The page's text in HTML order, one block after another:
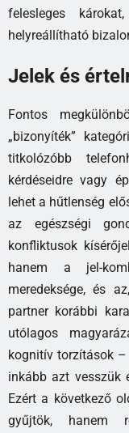
felesleges
helyreállítható
Jelek és
Fontos
„bizonyíték”
titkolózóbb
kérdéseidre vagy
lehet a hűtlenség
az egészségi
konfliktusok
hanem a jel-
meredeksége, és
partner korábbi
utólagos
kognitív torzítások
inkább azt vesszük
Ezért a következő
gyűjtök, hanem